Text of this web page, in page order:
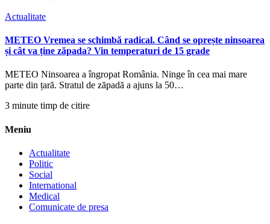
Actualitate
METEO Vremea se schimbă radical. Când se oprește ninsoarea
și cât va ține zăpada? Vin temperaturi de 15 grade
METEO Ninsoarea a îngropat România. Ninge în cea mai mare
parte din țară. Stratul de zăpadă a ajuns la 50…
3 minute timp de citire
Meniu
Actualitate
Politic
Social
International
Medical
Comunicate de presa